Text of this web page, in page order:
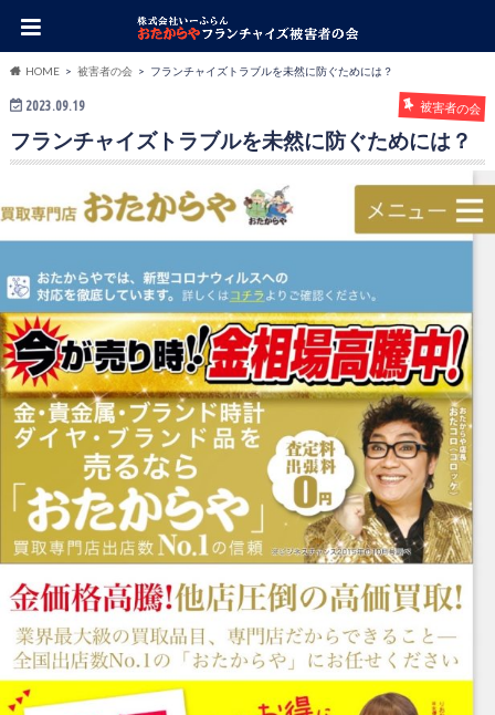
HOME 被害者の会 フランチャイズトラブルを未然に防ぐためには？
2023.09.19 被害者の会
フランチャイズトラブルを未然に防ぐためには？